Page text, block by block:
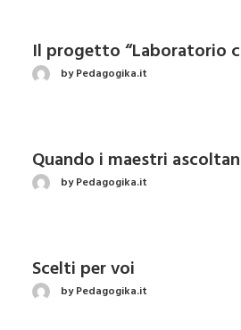
Il progetto “Laboratorio
by Pedagogika.it
Quando i maestri
by Pedagogika.it
Scelti per voi
by Pedagogika.it